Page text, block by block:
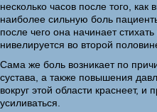
несколько часов после того,
наиболее сильную боль
после чего она начинает
нивелируется во второй
Сама же боль возникает по
сустава, а также повышения
вокруг этой области краснеет,
усиливаться.